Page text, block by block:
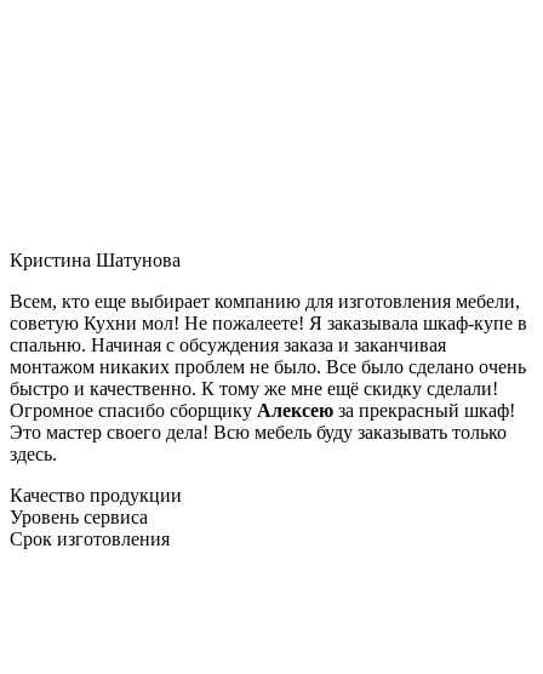
Кристина Шатунова
Всем, кто еще выбирает компанию для изготовления мебели,
советую Кухни мол! Не пожалеете! Я заказывала шкаф-купе в
спальню. Начиная с обсуждения заказа и заканчивая
монтажом никаких проблем не было. Все было сделано очень
быстро и качественно. К тому же мне ещё скидку сделали!
Огромное спасибо сборщику Алексею за прекрасный шкаф!
Это мастер своего дела! Всю мебель буду заказывать только
здесь.
Качество продукции
Уровень сервиса
Срок изготовления